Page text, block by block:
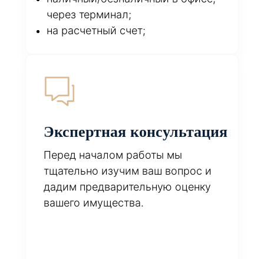
через терминал;
на расчетный счет;
Экспертная консультация
Перед началом работы мы
тщательно изучим ваш вопрос и
дадим предварительную оценку
вашего имущества.